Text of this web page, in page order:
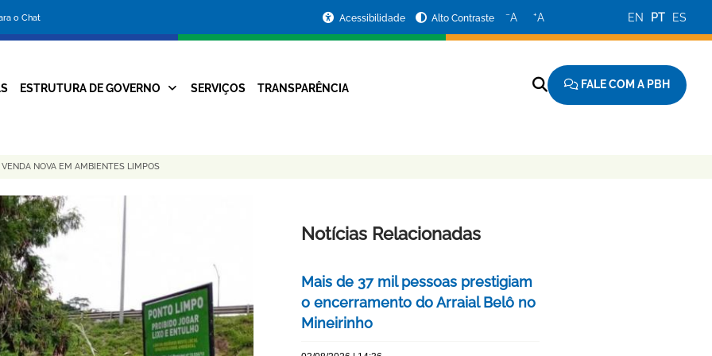
o Chat
da
Prefeitura
Acessibilidade Alto Contraste −A +A EN PT ES
Navegação
ESTRUTURA DE GOVERNO SERVIÇOS TRANSPARÊNCIA FALE COM A PBH
NOVA EM AMBIENTES LIMPOS
Notícias Relacionadas
Mais de 37 mil pessoas prestigiam
o encerramento do Arraial Belô no
Mineirinho